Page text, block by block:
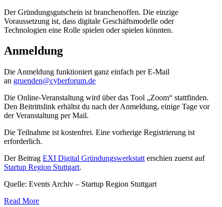
Der Gründungsgutschein ist branchenoffen. Die einzige
Voraussetzung ist, dass digitale Geschäftsmodelle oder
Technologien eine Rolle spielen oder spielen könnten.
Anmeldung
Die Anmeldung funktioniert ganz einfach per E-Mail
an gruenden@cyberforum.de
Die Online-Veranstaltung wird über das Tool „Zoom“ stattfinden.
Den Beitrittslink erhältst du nach der Anmeldung, einige Tage vor
der Veranstaltung per Mail.
Die Teilnahme ist kostenfrei. Eine vorherige Registrierung ist
erforderlich.
Der Beitrag EXI Digital Gründungswerkstatt erschien zuerst auf
Startup Region Stuttgart.
Quelle: Events Archiv – Startup Region Stuttgart
Read More